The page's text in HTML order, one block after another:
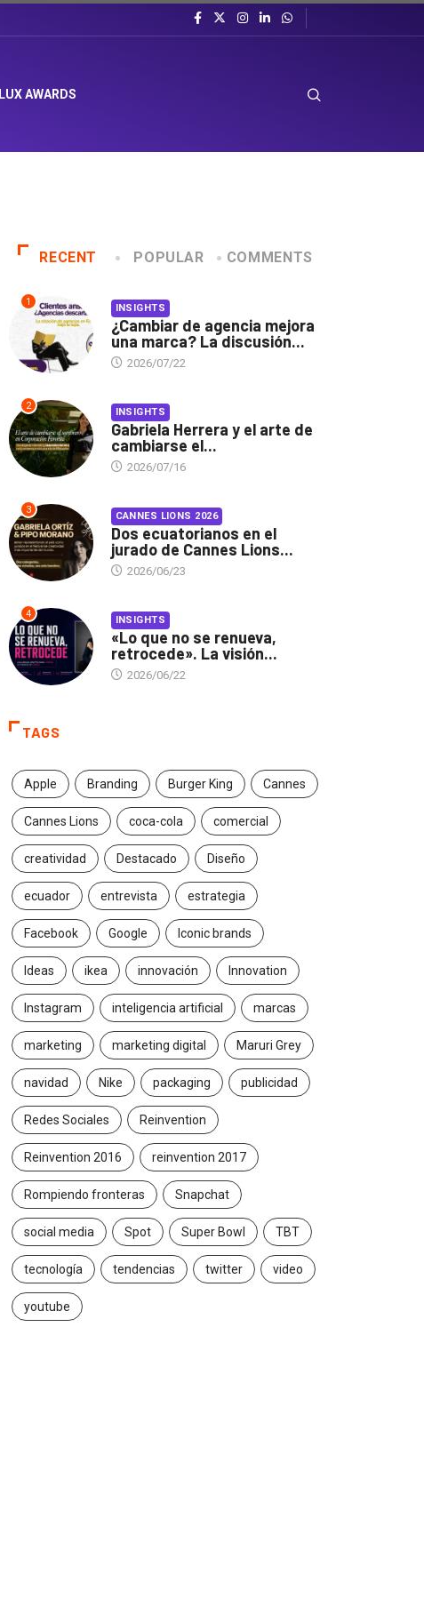
LUX AWARDS
RECENT POPULAR COMMENTS
1 INSIGHTS
¿Cambiar de agencia mejora
una marca? La discusión...
2026/07/22
2 INSIGHTS
Gabriela Herrera y el arte de
cambiarse el...
2026/07/16
3 CANNES LIONS 2026
Dos ecuatorianos en el
jurado de Cannes Lions...
2026/06/23
4 INSIGHTS
«Lo que no se renueva,
retrocede». La visión...
2026/06/22
TAGS
Apple Branding Burger King Cannes
Cannes Lions coca-cola comercial
creatividad Destacado Diseño
ecuador entrevista estrategia
Facebook Google Iconic brands
Ideas ikea innovación Innovation
Instagram inteligencia artificial marcas
marketing marketing digital Maruri Grey
navidad Nike packaging publicidad
Redes Sociales Reinvention
Reinvention 2016 reinvention 2017
Rompiendo fronteras Snapchat
social media Spot Super Bowl TBT
tecnología tendencias twitter video
youtube